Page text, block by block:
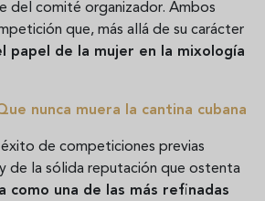
del comité organizador. Ambos
que, más allá de su carácter
papel de la mujer en la mixología
nunca muera la cantina cubana
éxito de competiciones previas
de la sólida reputación que ostenta
como una de las más refinadas